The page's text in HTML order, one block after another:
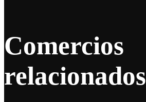
Comercios
relacionados